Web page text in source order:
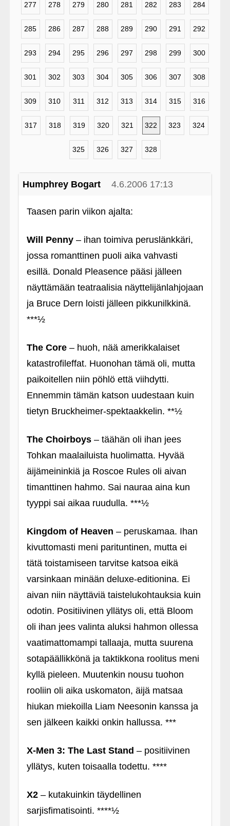
277 278 279 280 281 282 283 284
285 286 287 288 289 290 291 292
293 294 295 296 297 298 299 300
301 302 303 304 305 306 307 308
309 310 311 312 313 314 315 316
317 318 319 320 321 322 323 324
325 326 327 328
Humphrey Bogart 4.6.2006 17:13
Taasen parin viikon ajalta:
Will Penny– ihan toimiva peruslänkkäri,
jossa romanttinen puoli aika vahvasti
esillä. Donald Pleasence pääsi jälleen
näyttämään teatraalisia näyttelijänlahjojaan
ja Bruce Dern loisti jälleen pikkunilkkinä.
***½
The Core– huoh, nää amerikkalaiset
katastrofileffat. Huonohan tämä oli, mutta
paikoitellen niin pöhlö että viihdytti.
Ennemmin tämän katson uudestaan kuin
tietyn Bruckheimer-spektaakkelin. **½
The Choirboys– täähän oli ihan jees
Tohkan maalailuista huolimatta. Hyvää
äijämeininkiä ja Roscoe Rules oli aivan
timanttinen hahmo. Sai nauraa aina kun
tyyppi sai aikaa ruudulla. ***½
Kingdom of Heaven – peruskamaa. Ihan
kivuttomasti meni parituntinen, mutta ei
tätä toistamiseen tarvitse katsoa eikä
varsinkaan minään deluxe-editionina. Ei
aivan niin näyttäviä taistelukohtauksia kuin
odotin. Positiivinen yllätys oli, että Bloom
oli ihan jees valinta aluksi hahmon ollessa
vaatimattomampi tallaaja, mutta suurena
sotapäällikkönä ja taktikkona roolitus meni
kyllä pieleen. Muutenkin nousu tuohon
rooliin oli aika uskomaton, äijä matsaa
hiukan miekoilla Liam Neesonin kanssa ja
sen jälkeen kaikki onkin hallussa. ***
X-Men 3: The Last Stand – positiivinen
yllätys, kuten toisaalla todettu. ****
X2– kutakuinkin täydellinen
sarjisfimatisointi. ****½